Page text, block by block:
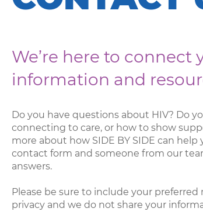
We’re here to connect
information and
Do you have questions about HIV? Do
connecting to care, or how to show
more about how SIDE BY SIDE can
contact form and someone from our
answers.
Please be sure to include your
privacy and we do not share your